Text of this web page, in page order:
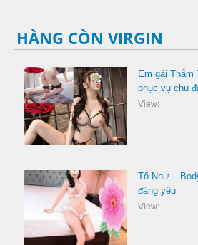
HÀNG CÒN VIRGIN
Em gái Thắm
phục vụ chu
View:
Tố Như –
đáng yêu
View: